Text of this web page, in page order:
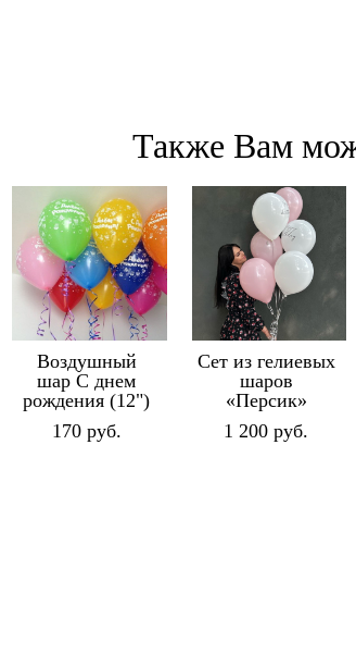
Также Вам
Воздушный
шар С днем
рождения (12")
170 pуб.
Сет из гелиевых
шаров
«Персик»
1 200 pуб.